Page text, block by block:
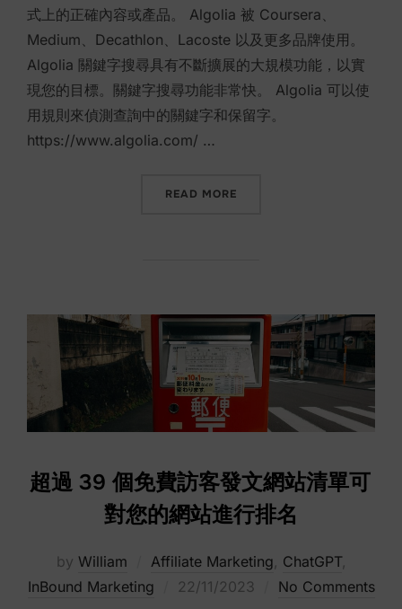
式上的正確內容或產品。 Algolia 被 Coursera、
Medium、Decathlon、Lacoste 以及更多品牌使用。
Algolia 關鍵字搜尋具有不斷擴展的大規模功能，以實
現您的目標。關鍵字搜尋功能非常快。 Algolia 可以使
用規則來偵測查詢中的關鍵字和保留字。
https://www.algolia.com/ …
READ MORE
超過 39 個免費訪客發文網站清單可
對您的網站進行排名
by William Affiliate Marketing ChatGPT,
InBound Marketing
Posted
22/11/2023 No Comments